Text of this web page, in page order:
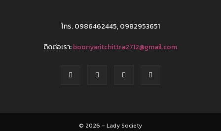
โทร. 0986462445, 0982953651
ติดต่อเรา:boonyaritchittra2712@gmail.com
© 2026 - Lady Society